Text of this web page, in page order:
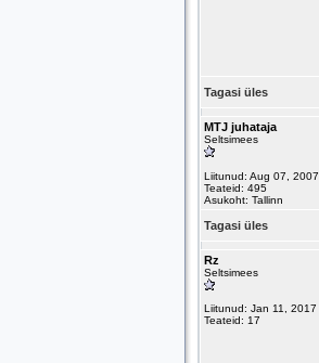
Tagasi üles
MTJ juhataja
Seltsimees
Liitunud: Aug 07, 2007
Teateid: 495
Asukoht: Tallinn
Tagasi üles
Rz
Seltsimees
Liitunud: Jan 11, 2017
Teateid: 17